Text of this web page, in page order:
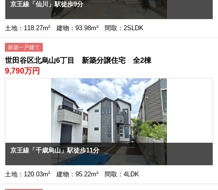
京王線「仙川」駅徒歩9分
土地：118.27m² 建物：93.98m² 間取：2SLDK
新築一戸建て
世田谷区北烏山6丁目 新築分譲住宅 全2棟
9,790万円
京王線「千歳烏山」駅徒歩11分
土地：120.03m² 建物：95.22m² 間取：4LDK